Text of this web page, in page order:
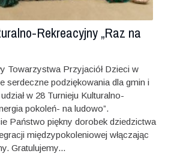
Rekreacyjny „Raz na
Towarzystwa Przyjaciół Dzieci w
serdeczne podziękowania dla gmin i
w 28 Turnieju Kulturalno-
pokoleń- na ludowo”.
Państwo piękny dorobek dziedzictwa
międzypokoleniowej włączając
Gratulujemy...